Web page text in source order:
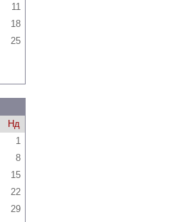
11
18
25
Нд
1
8
15
22
29